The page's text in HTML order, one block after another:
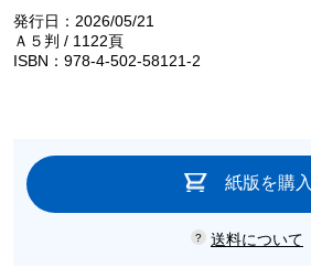
発行日：2026/05/21
Ａ５判 / 1122頁
ISBN：978-4-502-58121-2
紙版を購入
送料について